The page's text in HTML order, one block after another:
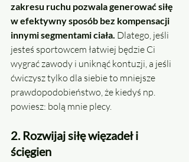
zakresu ruchu pozwala generować siłę
w efektywny sposób bez kompensacji
innymi segmentami ciała. Dlatego, jeśli
jesteś sportowcem łatwiej będzie Ci
wygrać zawody i uniknąć kontuzji, a jeśli
ćwiczysz tylko dla siebie to mniejsze
prawdopodobieństwo, że kiedyś np.
powiesz: bolą mnie plecy.
2. Rozwijaj siłę więzadeł i
ścięgien